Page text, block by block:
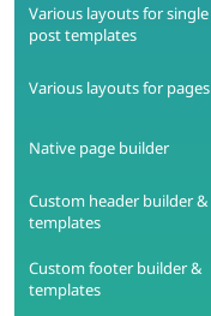
Various layouts for single
post templates
Various layouts for pages
Native page builder
Custom header builder &
templates
Custom footer builder &
templates